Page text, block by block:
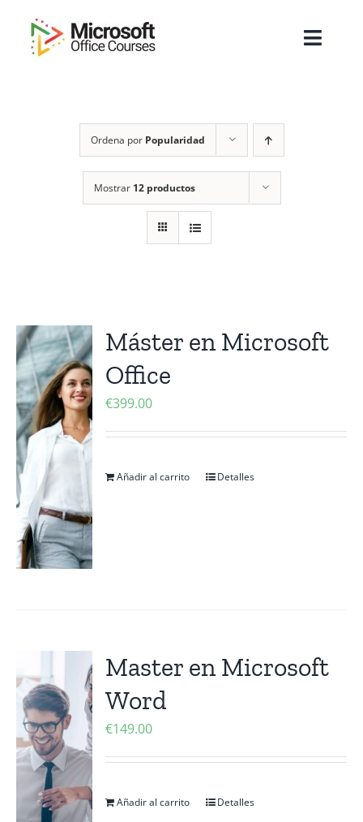
contenido
Sobre Nosotros
Cursos
Masters
Contactanos
Ordena por Popularidad
Mostrar 12 productos
Máster en Microsoft
Office
€399.00
Añadir al carrito Detalles
Master en Microsoft
Word
€149.00
Añadir al carrito Detalles